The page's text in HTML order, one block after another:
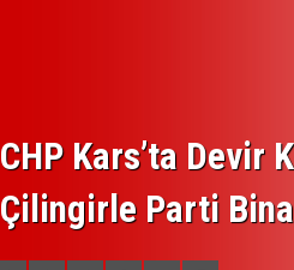
CHP Kars’ta Devir
Çilingirle Parti